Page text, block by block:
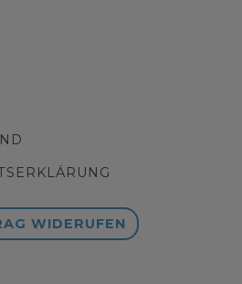
WIDERUFEN